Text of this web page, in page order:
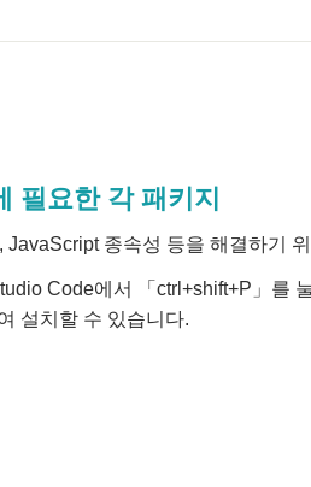
필요한 각 패키지
종속성 등을 해결하기
Code에서 「ctrl+shift+P」를
설치할 수 있습니다.